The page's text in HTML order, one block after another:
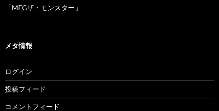
「MEGザ・モンスター」
メタ情報
ログイン
投稿フィード
コメントフィード